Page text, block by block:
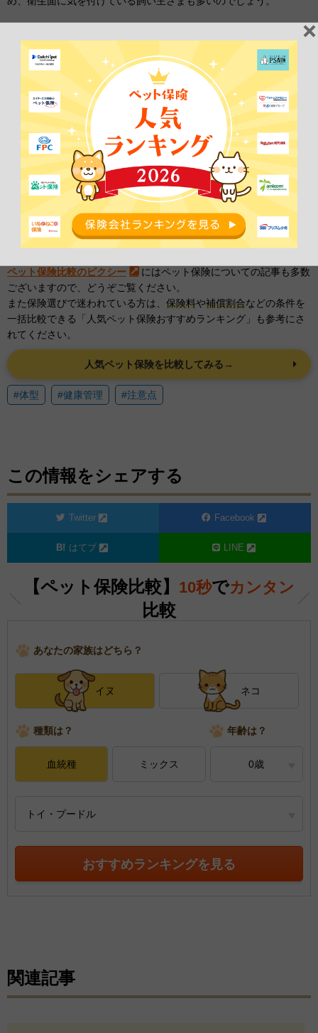
まとめ
今回のアンケートから、飼い主さまは、寒さや日差しなどからペッ
トを守るために洋服を着せていることがわかりました。
また、多くの飼い主さまは、ペットのストレスにならないよう無理
に洋服を着せたりせず、サイズやフィット感を重視して洋服を選ん
でいるようです。
ペットの健康や快適さについて、常に気を配る飼い主さまの姿勢が
見てとれる結果となりました。
ペット保険比較のピクシー
にはペット保険についての記事も多数
ございますので、どうぞご覧ください。
また保険選びで迷われている方は、 保険料や補償割合などの条件を
一括比較できる「人気ペット保険おすすめランキング」も参考にさ
れてください。
人気ペット保険を比較してみる→
#体型 #健康管理 #注意点
この情報をシェアする
Twitter Facebook
はてブ LINE
【ペット保険比較】 10秒でカンタン
比較
あなたの家族はどちら？
イヌ ネコ
種類は？ 年齢は？
血統種 ミックス 0歳
トイ・プードル
おすすめランキングを見る
関連記事